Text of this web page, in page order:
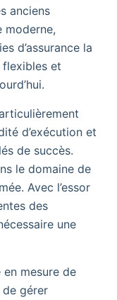
anciens
moderne,
d’assurance la
et
d’exécution et
de succès.
le domaine de
Avec l’essor
des
une
mesure de
gérer